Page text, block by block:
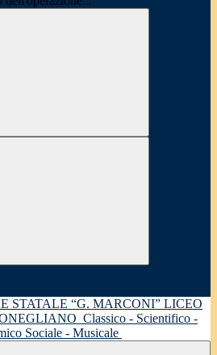
LICEO
Classico - Scientifico -
Sociale - Musicale